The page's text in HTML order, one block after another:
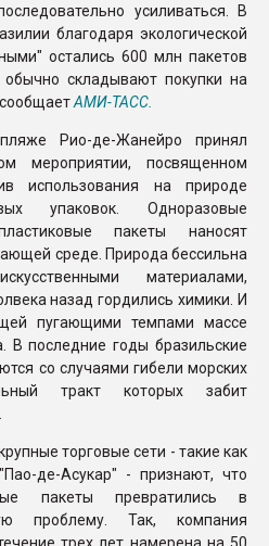
усиливаться. В
благодаря экологической
остались 600 млн пакетов
складывают покупки на
АМИ-ТАСС.
Рио-де-Жанейро принял
мероприятии, посвященном
использования на природе
упаковок. Одноразовые
пакеты наносят
среде. Природа бессильна
материалами,
назад гордились химики. И
пугающими темпами массе
В последние годы бразильские
со случаями гибели морских
тракт которых забит
торговые сети - такие как
де-Асукар" - признают, что
пакеты превратились в
проблему. Так, компания
трех лет намерена на 50